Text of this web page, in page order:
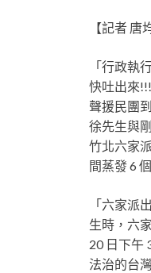
【記者 唐
「行政執
快吐出來
聲援民團
徐先生與
竹北六家
間蒸發 6
「六家派
生時，六
20 日下午
法治的台